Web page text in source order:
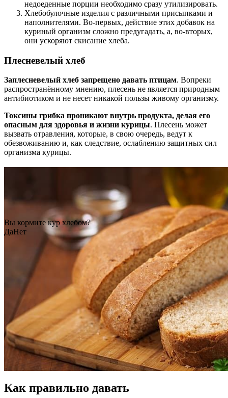
недоеденные порции необходимо сразу утилизировать.
Хлебобулочные изделия с различными присыпками и
наполнителями. Во-первых, действие этих добавок на
куриный организм сложно предугадать, а, во-вторых,
они ускоряют скисание хлеба.
Плесневелый хлеб
Заплесневелый хлеб запрещено давать птицам. Вопреки
распространённому мнению, плесень не является природным
антибиотиком и не несет никакой пользы живому организму.
Токсины грибка проникают внутрь продукта, делая его
опасным для здоровья и жизни курицы. Плесень может
вызвать отравления, которые, в свою очередь, ведут к
обезвоживанию и, как следствие, ослаблению защитных сил
организма курицы.
Вы кормите кур хлебом?
ДаНет
Как правильно давать